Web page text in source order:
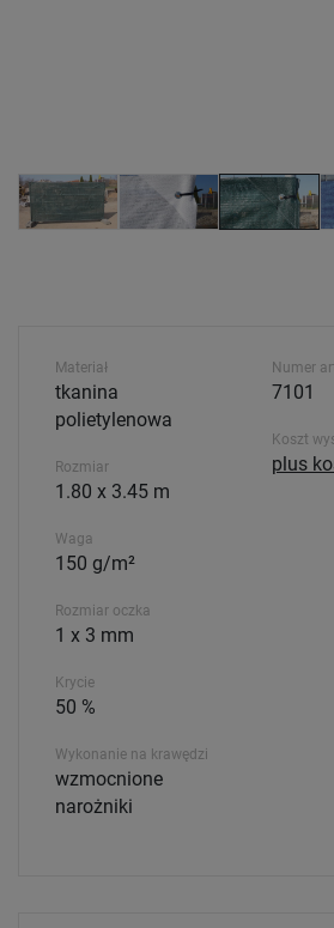
Materiał
tkanina
polietylenowa
Rozmiar
1.80 x 3.45 m
Waga
150 g/m²
Rozmiar oczka
1 x 3 mm
Krycie
50 %
Wykonanie na krawędzi
wzmocnione
narożniki
Numer
7101
Koszt
plus